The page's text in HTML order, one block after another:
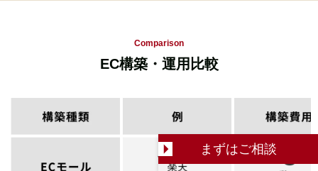
Comparison
EC構築・運用比較
まずはご相談